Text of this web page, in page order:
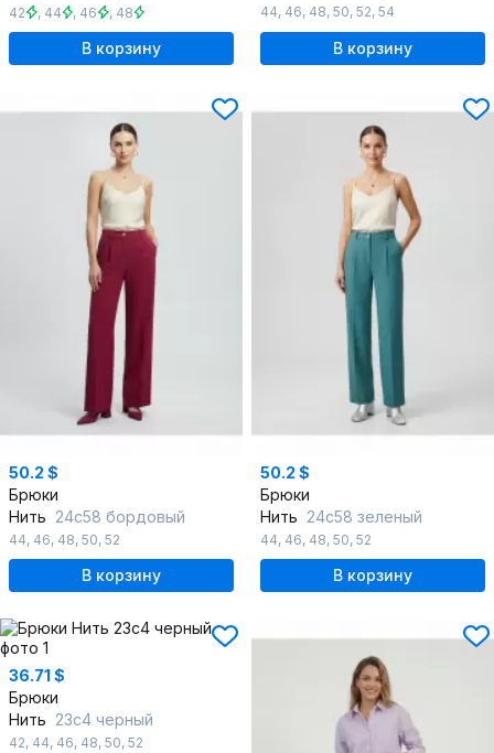
42 , 44 , 46 , 48
В корзину
44, 46, 48, 50, 52, 54
В корзину
50.2 $
Брюки
Нить 24с58 бордовый
44, 46, 48, 50, 52
В корзину
50.2 $
Брюки
Нить 24с58 зеленый
44, 46, 48, 50, 52
В корзину
36.71 $
Брюки
Нить 23с4 черный
42, 44, 46, 48, 50, 52